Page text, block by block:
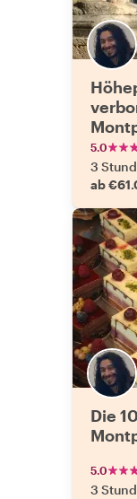
5.0
3
ab
Die
5.0
3